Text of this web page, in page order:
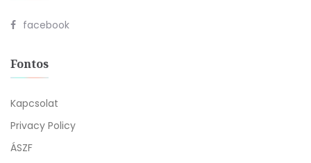
facebook
Fontos
Kapcsolat
Privacy Policy
ÁSZF